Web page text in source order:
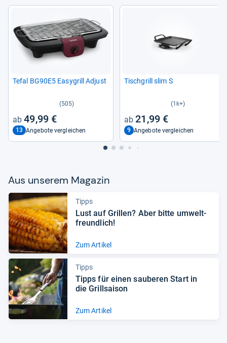
Tefal BG90E5 Easy­grill Adjust
(505)
49,99 €
13 Angebote vergleichen
Tisch­grill slim S
(1k+)
21,99 €
9 Angebote vergleichen
Aus unse­rem Maga­zin
Tipps
Lust auf Gril­len? Aber bitte umwelt­
freund­lich!
Zum Artikel
Tipps
Tipps für einen sau­be­ren Start in
die Grill­sai­son
Zum Artikel